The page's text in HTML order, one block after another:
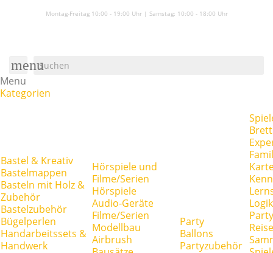
Montag-Freitag 10:00 - 19:00 Uhr | Samstag: 10:00 - 18:00 Uhr
menu
Menu
Kategorien
Bastel & Kreativ
Bastelmappen
Basteln mit Holz &
Zubehör
Bastelzubehör
Bügelperlen
Handarbeitssets &
Handwerk
Hörspiele und
Filme/Serien
Hörspiele
Audio-Geräte
Filme/Serien
Modellbau
Airbrush
Party
Ballons
Partyzubehör